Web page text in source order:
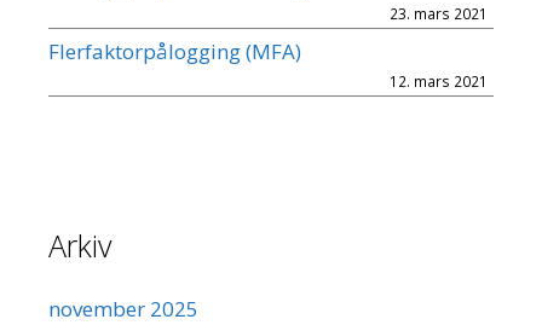
23. mars 2021
Flerfaktorpålogging (MFA)
12. mars 2021
Arkiv
november 2025